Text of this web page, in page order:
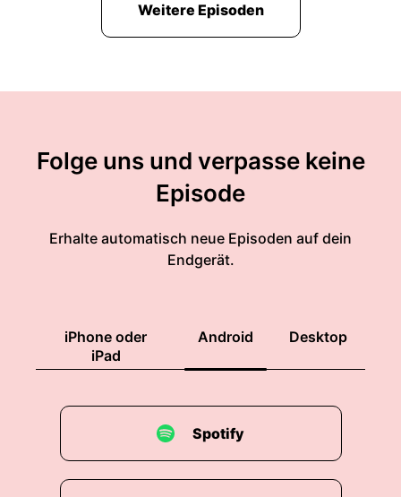
Weitere Episoden
Folge uns und verpasse keine
Episode
Erhalte automatisch neue Episoden auf dein
Endgerät.
iPhone oder
iPad
Android Desktop
Spotify